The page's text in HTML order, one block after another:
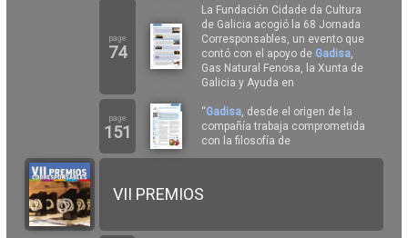
page
74
La Fundación Cidade da Cultura
de Galicia acogió la 68 Jornada
Corresponsables, un evento que
contó con el apoyo de Gadisa,
Gas Natural Fenosa, la Xunta de
Galicia y Ayuda en
page
151
“Gadisa, desde el origen de la
compañía trabaja comprometida
con la filosofía de
VII PREMIOS